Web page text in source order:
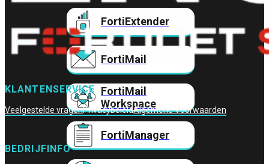
FortiExtender
FortiMail
FortiMail
Workspace
FortiManager
KLANTENSERVICE
Veelgestelde vragenPrivacybeleidAlgemene Voorwaarden
BEDRIJFINFO